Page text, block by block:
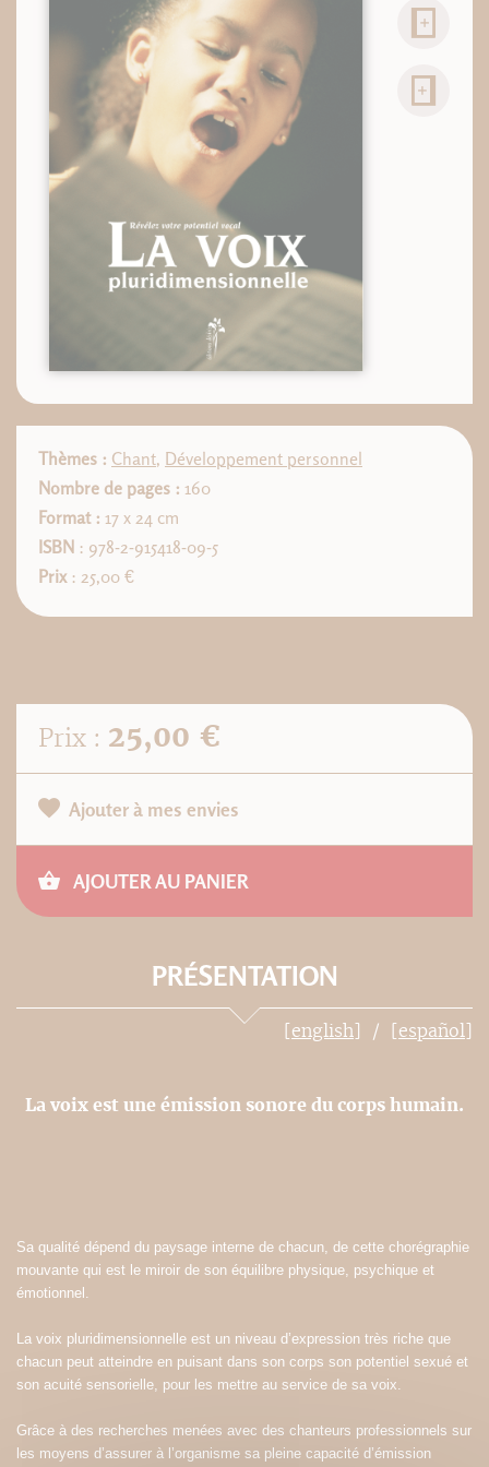
Thèmes : Chant, Développement personnel
Nombre de pages : 160
Format : 17 x 24 cm
ISBN : 978-2-915418-09-5
Prix: 25,00 €
Prix : 25,00 €
Ajouter à mes envies
AJOUTER AU PANIER
PRÉSENTATION
[english] [español]
La voix est une émission sonore du corps humain.
Sa qualité dépend du paysage interne de chacun, de cette chorégraphie
mouvante qui est le miroir de son équilibre physique, psychique et
émotionnel.
La voix pluridimensionnelle est un niveau d’expression très riche que
chacun peut atteindre en puisant dans son corps son potentiel sexué et
son acuité sensorielle, pour les mettre au service de sa voix.
Grâce à des recherches menées avec des chanteurs professionnels sur
les moyens d’assurer à l’organisme sa pleine capacité d’émission